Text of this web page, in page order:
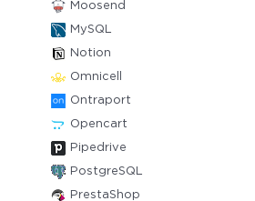
Moosend
MySQL
Notion
Omnicell
Ontraport
Opencart
Pipedrive
PostgreSQL
PrestaShop